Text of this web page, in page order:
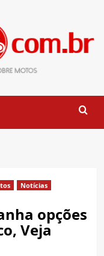
Notícias
opções
Veja